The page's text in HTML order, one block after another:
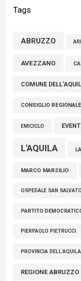
della comunità»
Marcinelle,
connazionali tra cui
06 Agosto 2026
Tags
ABRUZZO
AVEZZANO
COMUNE
CONSIGLIO REGIONALE
EMICICLO
L'AQUILA
MARCO MARSILIO
OSPEDALE SAN
PARTITO
PIERPAOLO PIETRUCCI
PROVINCIA DELL'AQUILA
REGIONE ABRUZZO